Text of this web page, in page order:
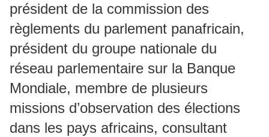
président de la commission des
règlements du parlement panafricain,
président du groupe nationale du
réseau parlementaire sur la Banque
Mondiale, membre de plusieurs
missions d’observation des élections
dans les pays africains, consultant